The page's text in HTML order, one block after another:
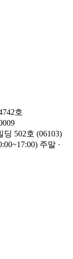
호
딩 502호 (06103)
주말 ·